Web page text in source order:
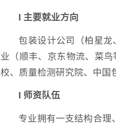
l 主要就业方向
包装设计公司（柏星
业（顺丰、京东物流、菜
校、质量检测研究院、中国
l 师资队伍
专业拥有一支结构合理